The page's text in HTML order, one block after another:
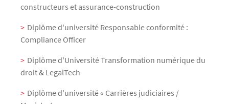
constructeurs et assurance-construction
Diplôme d'université Responsable conformité :
Compliance Officer
Diplôme d'Université Transformation numérique du
droit & LegalTech
Diplôme d'université « Carrières judiciaires /